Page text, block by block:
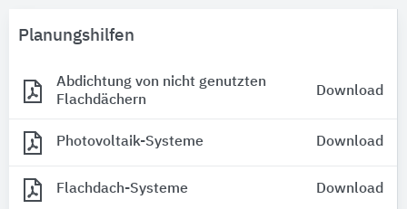
Planungshilfen
Abdichtung von nicht genutzten
Flachdächern
Download
Photovoltaik-Systeme Download
Flachdach-Systeme Download